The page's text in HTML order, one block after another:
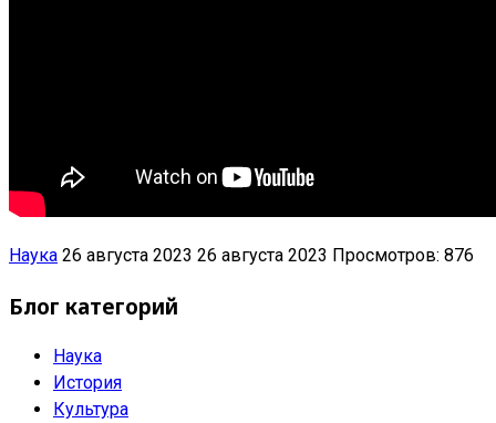
Наука 26 августа 2023 26 августа 2023 Просмотров: 876
Блог категорий
Наука
История
Культура